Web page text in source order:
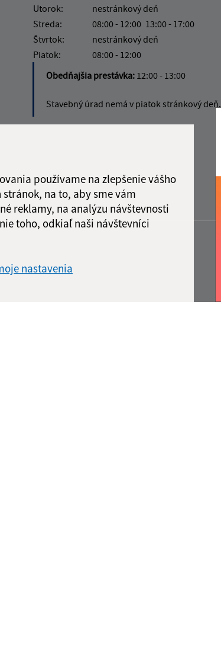
používame na zlepšenie vášho
na to, aby sme vám
reklamy, na analýzu návštevnosti
toho, odkiaľ naši návštevníci
nastavenia
Utorok:
nestránkový deň
Streda:
08:00 - 12:00 13:00 - 17:00
Štvrtok:
nestránkový deň
Piatok:
08:00 - 12:00
Obedňajšia prestávka: 12:00 - 13:00
Stavebný úrad nemá v piatok stránkový deň.